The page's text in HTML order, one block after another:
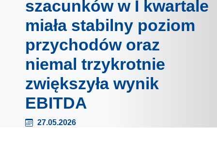
szacunków w I kwartale
miała stabilny poziom
przychodów oraz
niemal trzykrotnie
zwiększyła wynik
EBITDA
27.05.2026